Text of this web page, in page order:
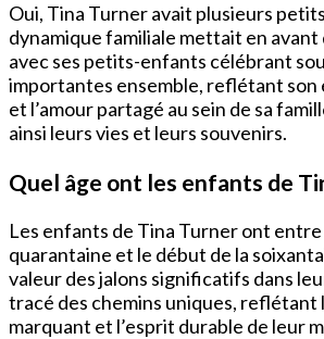
Oui, Tina Turner avait plusieurs
dynamique familiale mettait en avant
avec ses petits-enfants célébrant
importantes ensemble, reflétant
et l’amour partagé au sein de sa
ainsi leurs vies et leurs souvenirs.
Quel âge ont les enfants de
Les enfants de Tina Turner ont entre
quarantaine et le début de la
valeur des jalons significatifs dans
tracé des chemins uniques, reflétant
marquant et l’esprit durable de leur